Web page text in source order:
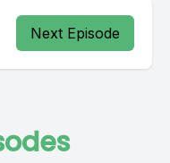
Next Episode